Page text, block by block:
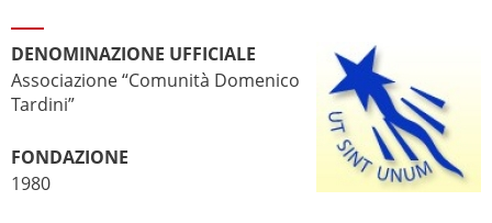
DENOMINAZIONE UFFICIALE
Associazione “Comunità Domenico
Tardini”
FONDAZIONE
1980